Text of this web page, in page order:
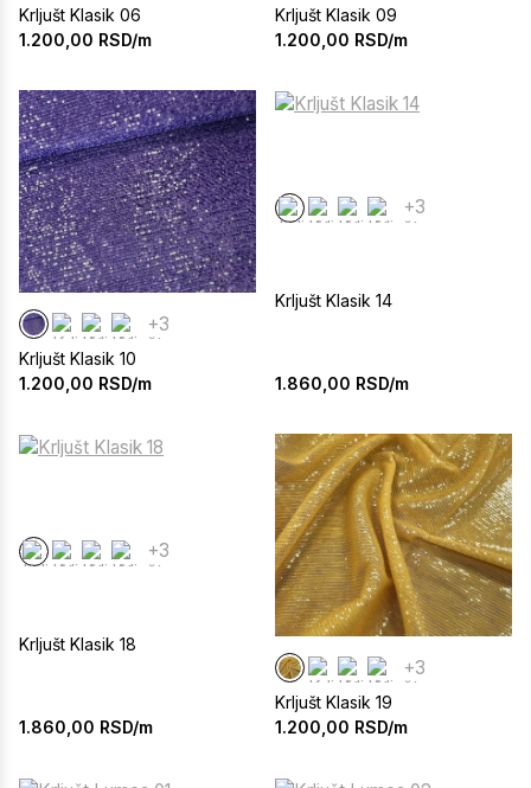
Krljušt Klasik 06
1.200,00 RSD/m
Krljušt Klasik 09
1.200,00 RSD/m
+3
Krljušt Klasik 10
1.200,00 RSD/m
+3
Krljušt Klasik 14
1.860,00 RSD/m
+3
Krljušt Klasik 18
1.860,00 RSD/m
+3
Krljušt Klasik 19
1.200,00 RSD/m